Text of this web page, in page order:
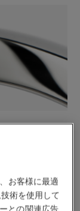
い
お客様に最適
術を使用して
との関連広告